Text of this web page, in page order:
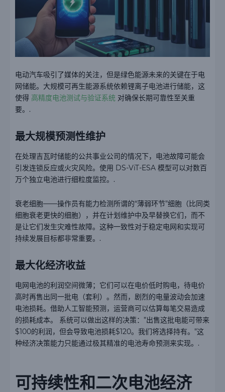
电动汽车吸引了媒体的关注，但是绿色能源未来的关键在于电
网储能。大规模可再生能源系统依赖锂离子电池进行储能，这
使得 高精度电池测试与验证系统 对确保长期可靠性至关重
要。.
最大规模预测性维护
在处理吉瓦时储能的公共事业公司的情况下，电池故障可能会
引发连锁反应或火灾风险。使用 DS-ViT-ESA 模型可以对数百
万个独立电池进行细粒度监控。.
衰老细胞——操作员有能力检测所谓的“薄弱环节”细胞（比同类
细胞衰老更快的细胞），并在计划维护中及早替换它们，而不
是让它们发生灾难性故障。这种一致性对于稳定电网和实现可
持续发展目标都非常重要。.
最大化经济收益
电网电池的利润空间微薄；它们可以在电价低时购电，待电价
高时再售出同一批电（套利）。然而，剧烈的电量波动会加速
电池损耗。借助人工智能预测，运营商可以估算每笔交易造成
的损耗成本。 系统可以做出这样的决策：”出售这批电能可带来
$100的利润，但会导致电池损耗$120。我们将选择持有。”这
种经济决策能力只能通过极其精准的电池寿命预测来实现。.
可持续性和二次电池经济